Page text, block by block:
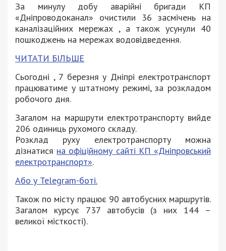
За минулу добу аварійні бригади КП
«Дніпроводоканал» очистили 36 засмічень на
каналізаційних мережах , а також усунули 40
пошкоджень на мережах водовідведення.
ЧИТАТИ БІЛЬШЕ
Сьогодні , 7 березня у Дніпрі електротранспорт
працюватиме у штатному режимі, за розкладом
робочого дня.
Загалом на маршрути електротранспорту вийде
206 одиниць рухомого складу.
Розклад руху електротранспорту можна
дізнатися на офіційному сайті КП «Дніпровський
електротранспорт».
Або у Telegram-боті.
Також по місту працює 90 автобусних маршрутів.
Загалом курсує 737 автобусів (з них 144 –
великої місткості).